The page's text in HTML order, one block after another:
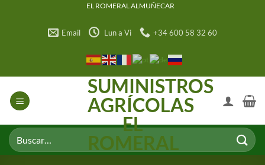
EL ROMERAL ALMUÑECAR
Email Lun a Vi +34 600 58 32 60
SUMINISTROS
AGRÍCOLAS
EL
ROMERAL
Buscar
por: